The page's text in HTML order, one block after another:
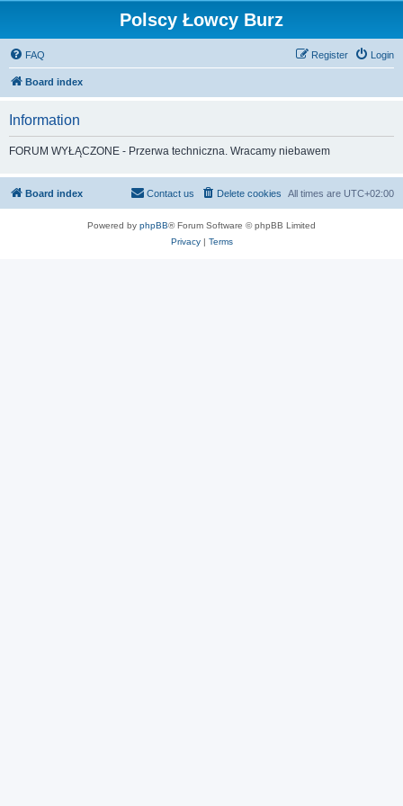
Polscy Łowcy Burz
FAQ Login
Register
Board index
Information
FORUM WYŁĄCZONE - Przerwa techniczna. Wracamy niebawem
Board index All times are UTC+02:00
Delete cookies
Contact us
Powered by phpBB® Forum Software © phpBB Limited
Privacy| Terms